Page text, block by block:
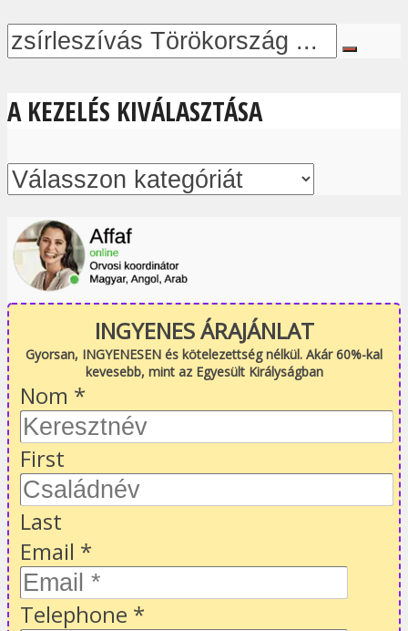
A KEZELÉS KIVÁLASZTÁSA
INGYENES ÁRAJÁNLAT
Gyorsan, INGYENESEN és kötelezettség nélkül. Akár 60%-kal
kevesebb, mint az Egyesült Királyságban
Nom *
First
Last
Email *
Telephone *